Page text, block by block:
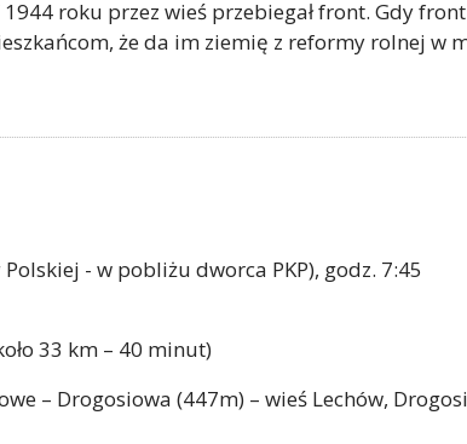
roku przez wieś przebiegał front. Gdy
że da im ziemię z reformy rolnej w
- w pobliżu dworca PKP), godz. 7:45
33 km – 40 minut)
– Drogosiowa (447m) – wieś Lechów,